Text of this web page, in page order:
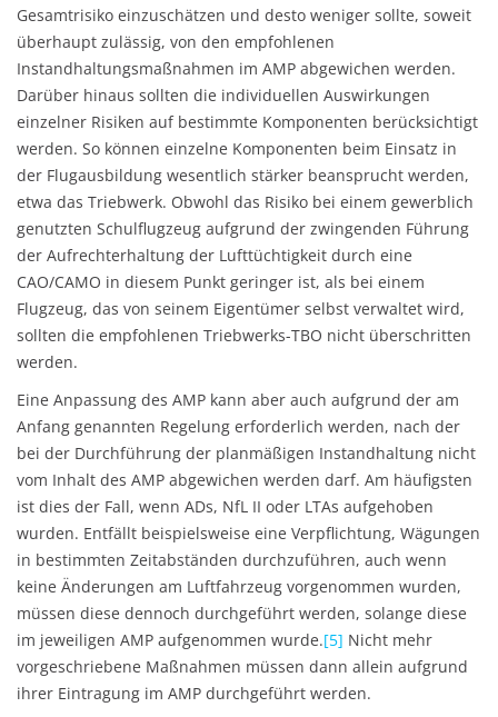
Gesamtrisiko einzuschätzen und desto weniger sollte, soweit
überhaupt zulässig, von den empfohlenen
Instandhaltungsmaßnahmen im AMP abgewichen werden.
Darüber hinaus sollten die individuellen Auswirkungen
einzelner Risiken auf bestimmte Komponenten berücksichtigt
werden. So können einzelne Komponenten beim Einsatz in
der Flugausbildung wesentlich stärker beansprucht werden,
etwa das Triebwerk. Obwohl das Risiko bei einem gewerblich
genutzten Schulflugzeug aufgrund der zwingenden Führung
der Aufrechterhaltung der Lufttüchtigkeit durch eine
CAO/CAMO in diesem Punkt geringer ist, als bei einem
Flugzeug, das von seinem Eigentümer selbst verwaltet wird,
sollten die empfohlenen Triebwerks-TBO nicht überschritten
werden.
Eine Anpassung des AMP kann aber auch aufgrund der am
Anfang genannten Regelung erforderlich werden, nach der
bei der Durchführung der planmäßigen Instandhaltung nicht
vom Inhalt des AMP abgewichen werden darf. Am häufigsten
ist dies der Fall, wenn ADs, NfL II oder LTAs aufgehoben
wurden. Entfällt beispielsweise eine Verpflichtung, Wägungen
in bestimmten Zeitabständen durchzuführen, auch wenn
keine Änderungen am Luftfahrzeug vorgenommen wurden,
müssen diese dennoch durchgeführt werden, solange diese
im jeweiligen AMP aufgenommen wurde.[5] Nicht mehr
vorgeschriebene Maßnahmen müssen dann allein aufgrund
ihrer Eintragung im AMP durchgeführt werden.